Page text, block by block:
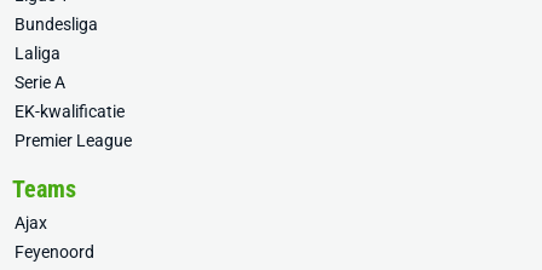
Bundesliga
Laliga
Serie A
EK-kwalificatie
Premier League
Teams
Ajax
Feyenoord